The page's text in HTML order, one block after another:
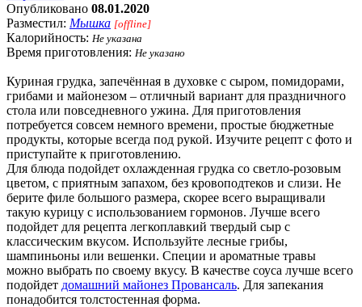
Опубликовано 08.01.2020
Разместил: Мышка [offline]
Калорийность: Не указана
Время приготовления: Не указано
Куриная грудка, запечённая в духовке с сыром, помидорами,
грибами и майонезом – отличный вариант для праздничного
стола или повседневного ужина. Для приготовления
потребуется совсем немного времени, простые бюджетные
продукты, которые всегда под рукой. Изучите рецепт с фото и
приступайте к приготовлению.
Для блюда подойдет охлажденная грудка со светло-розовым
цветом, с приятным запахом, без кровоподтеков и слизи. Не
берите филе большого размера, скорее всего выращивали
такую курицу с использованием гормонов. Лучше всего
подойдет для рецепта легкоплавкий твердый сыр с
классическим вкусом. Используйте лесные грибы,
шампиньоны или вешенки. Специи и ароматные травы
можно выбрать по своему вкусу. В качестве соуса лучше всего
подойдет домашний майонез Провансаль. Для запекания
понадобится толстостенная форма.